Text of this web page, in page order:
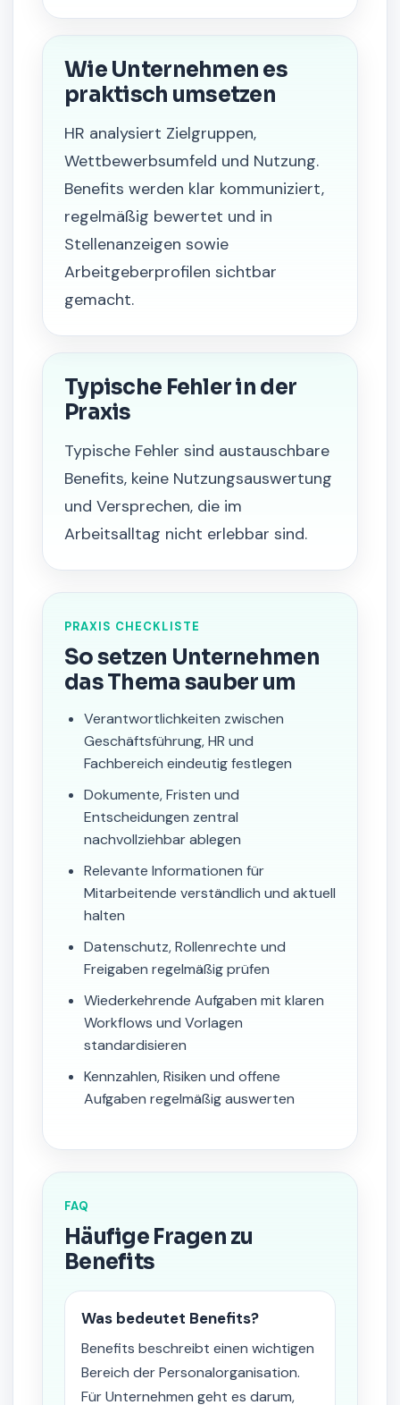
Wie Unternehmen es
praktisch umsetzen
HR analysiert Zielgruppen,
Wettbewerbsumfeld und Nutzung.
Benefits werden klar kommuniziert,
regelmäßig bewertet und in
Stellenanzeigen sowie
Arbeitgeberprofilen sichtbar
gemacht.
Typische Fehler in der
Praxis
Typische Fehler sind austauschbare
Benefits, keine Nutzungsauswertung
und Versprechen, die im
Arbeitsalltag nicht erlebbar sind.
PRAXIS CHECKLISTE
So setzen Unternehmen
das Thema sauber um
Verantwortlichkeiten zwischen
Geschäftsführung, HR und
Fachbereich eindeutig festlegen
Dokumente, Fristen und
Entscheidungen zentral
nachvollziehbar ablegen
Relevante Informationen für
Mitarbeitende verständlich und aktuell
halten
Datenschutz, Rollenrechte und
Freigaben regelmäßig prüfen
Wiederkehrende Aufgaben mit klaren
Workflows und Vorlagen
standardisieren
Kennzahlen, Risiken und offene
Aufgaben regelmäßig auswerten
FAQ
Häufige Fragen zu
Benefits
Was bedeutet Benefits?
Benefits beschreibt einen wichtigen
Bereich der Personalorganisation.
Für Unternehmen geht es darum,